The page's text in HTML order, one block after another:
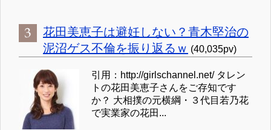
花田美恵子は避妊しない？青木堅治の
泥沼ゲス不倫を振り返るｗ (40,035pv)
引用：http://girlschannel.net/ タレン
トの花田美恵子さんをご存知です
か？ 大相撲の元横綱・３代目若乃花
で実業家の花田...